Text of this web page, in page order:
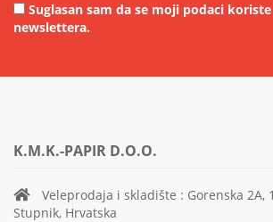
Suglasan sam da se moji podaci
newslettera.
K.M.K.-PAPIR D.O.O.
Veleprodaja i skladište : Gorenska 2A,
Stupnik, Hrvatska